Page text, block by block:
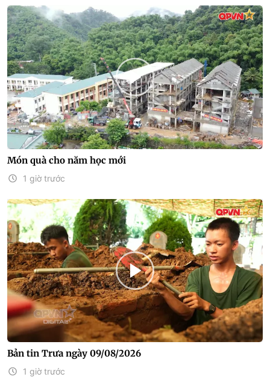
Món quà cho năm học mới
1 giờ trước
Bản tin Trưa ngày 09/08/2026
1 giờ trước